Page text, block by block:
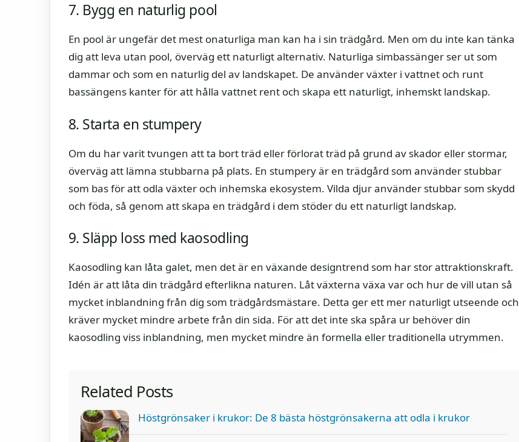
7. Bygg en naturlig pool
En pool är ungefär det mest onaturliga man kan ha i sin trädgård. Men om du inte kan tänka
dig att leva utan pool, överväg ett naturligt alternativ. Naturliga simbassänger ser ut som
dammar och som en naturlig del av landskapet. De använder växter i vattnet och runt
bassängens kanter för att hålla vattnet rent och skapa ett naturligt, inhemskt landskap.
8. Starta en stumpery
Om du har varit tvungen att ta bort träd eller förlorat träd på grund av skador eller stormar,
överväg att lämna stubbarna på plats. En stumpery är en trädgård som använder stubbar
som bas för att odla växter och inhemska ekosystem. Vilda djur använder stubbar som skydd
och föda, så genom att skapa en trädgård i dem stöder du ett naturligt landskap.
9. Släpp loss med kaosodling
Kaosodling kan låta galet, men det är en växande designtrend som har stor attraktionskraft.
Idén är att låta din trädgård efterlikna naturen. Låt växterna växa var och hur de vill utan så
mycket inblandning från dig som trädgårdsmästare. Detta ger ett mer naturligt utseende och
kräver mycket mindre arbete från din sida. För att det inte ska spåra ur behöver din
kaosodling viss inblandning, men mycket mindre än formella eller traditionella utrymmen.
Related Posts
Höstgrönsaker i krukor: De 8 bästa höstgrönsakerna att odla i krukor